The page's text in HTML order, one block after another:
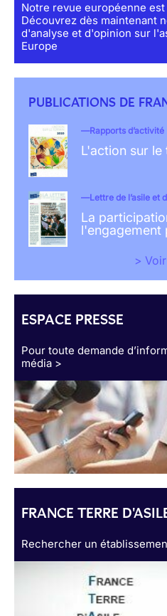
Notre revue européenne
Découvrez dès maintenant
d'analyse et d'opinion sur
Europe
PUBLICATIONS DE
Rapports d’activité
L'action sur
Lettre de l’asile et
La
l'engagement
>
ESPACE PRESSE
Pour toute demande
média >
FRANCE TERRE
Rechercher un